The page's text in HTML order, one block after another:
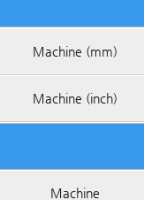
Machine (mm)
Machine (inch)
Machine